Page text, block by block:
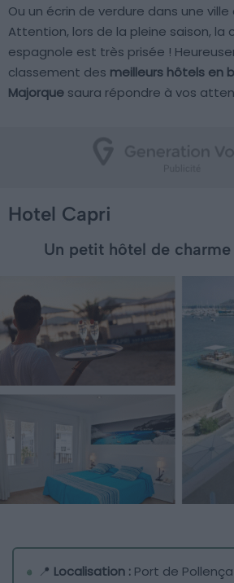
Ou un écrin de verdure dans une
Attention, lors de la pleine saison, la
espagnole est très prisée !
classement des meilleurs hôtels en
Majorque saura répondre à vos
Hotel Capri
Un petit hôtel de
📍 Localisation : Port de Pollença